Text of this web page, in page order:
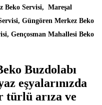
Beko Servisi, Mareşal
Güngören Merkez Beko
Gençosman Mahallesi Beko
Buzdolabı
eşyalarınızda
türlü arıza ve